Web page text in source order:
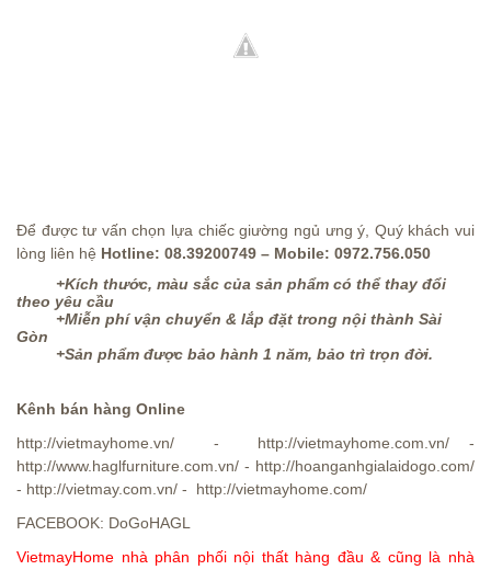
Để được tư vấn chọn lựa chiếc giường ngủ ưng ý, Quý khách vui
lòng liên hệ Hotline: 08.39200749 – Mobile: 0972.756.050
+Kích thước, màu sắc của sản phẩm có thể thay đổi
theo yêu cầu
+Miễn phí vận chuyển & lắp đặt trong nội thành Sài
Gòn
+Sản phẩm được bảo hành 1 năm, bảo trì trọn đời.
Kênh bán hàng Online
http://vietmayhome.vn/ - http://vietmayhome.com.vn/ -
http://www.haglfurniture.com.vn/ - http://hoanganhgialaidogo.com/
- http://vietmay.com.vn/ - http://vietmayhome.com/
FACEBOOK: DoGoHAGL
VietmayHome nhà phân phối nội thất hàng đầu & cũng là nhà